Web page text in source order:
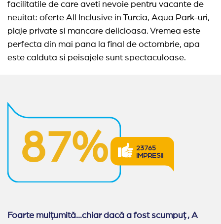
facilitatile de care aveti nevoie pentru vacante de
neuitat: oferte All Inclusive in Turcia, Aqua Park-uri,
plaje private si mancare delicioasa. Vremea este
perfecta din mai pana la final de octombrie, apa
este calduta si peisajele sunt spectaculoase.
87%
23765
IMPRESII
Foarte mulțumită...chiar dacă a fost scumpuț , A